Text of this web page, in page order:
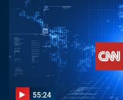
55:24